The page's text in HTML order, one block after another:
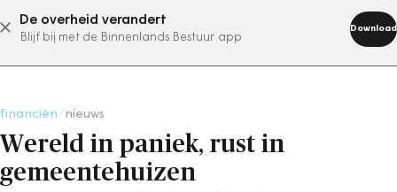
De overheid verandert
Blijf bij met de Binnenlands Bestuur app
Download
abonneer nu
financiën nieuws
Wereld in paniek, rust in
gemeentehuizen